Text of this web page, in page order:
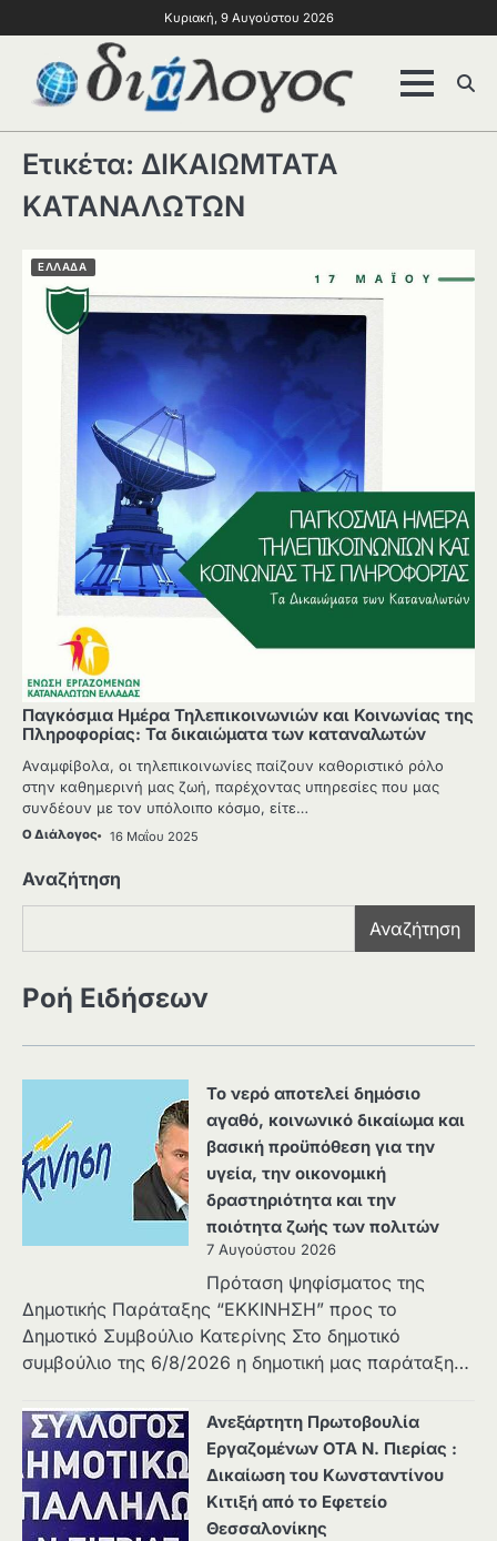
Κυριακή, 9 Αυγούστου 2026
Ετικέτα: ΔΙΚΑΙΩΜΤΑΤΑ
ΚΑΤΑΝΑΛΩΤΩΝ
ΕΛΛΑΔΑ
Παγκόσμια Ημέρα Τηλεπικοινωνιών και Κοινωνίας της
Πληροφορίας: Τα δικαιώματα των καταναλωτών
Αναμφίβολα, οι τηλεπικοινωνίες παίζουν καθοριστικό ρόλο
στην καθημερινή μας ζωή, παρέχοντας υπηρεσίες που μας
συνδέουν με τον υπόλοιπο κόσμο, είτε…
Ο Διάλογος 16 Μαΐου 2025
Αναζήτηση
Αναζήτηση
Ροή Ειδήσεων
Το νερό αποτελεί δημόσιο
αγαθό, κοινωνικό δικαίωμα και
βασική προϋπόθεση για την
υγεία, την οικονομική
δραστηριότητα και την
ποιότητα ζωής των πολιτών
7 Αυγούστου 2026
Πρόταση ψηφίσματος της
Δημοτικής Παράταξης “ΕΚΚΙΝΗΣΗ” προς το
Δημοτικό Συμβούλιο Κατερίνης Στο δημοτικό
συμβούλιο της 6/8/2026 η δημοτική μας παράταξη…
Ανεξάρτητη Πρωτοβουλία
Εργαζομένων ΟΤΑ Ν. Πιερίας :
Δικαίωση του Κωνσταντίνου
Κιτιξή από το Εφετείο
Θεσσαλονίκης